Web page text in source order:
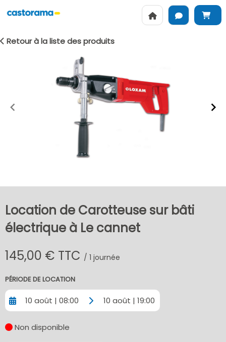
Retour à la liste des produits
Location de Carotteuse sur bâti
électrique à Le cannet
145,00 € TTC / 1 journée
PÉRIODE DE LOCATION
10 août | 08:00 10 août | 19:00
Non disponible